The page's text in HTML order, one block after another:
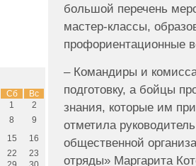
большой перечень
мастер-классы,
профориентационные
– Командиры и
подготовку, а бойцы
знания, которые им
отметила
общественной
отряды» Маргарита
Сб Вс
1
2
8
9
15
16
22
23